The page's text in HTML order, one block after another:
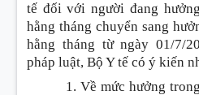
tế đối với người đang
hằng tháng chuyển sang
hằng tháng từ ngày 01/7/
pháp luật, Bộ Y tế có ý kiến
1. Về mức hưởng